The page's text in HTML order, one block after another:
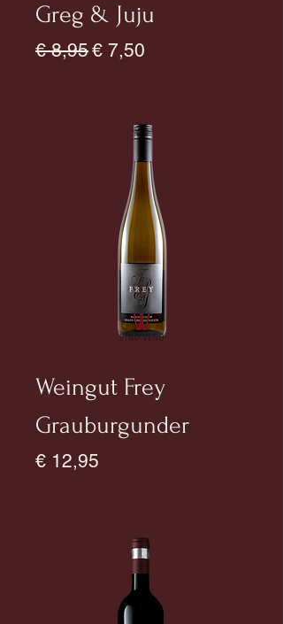
Greg & Juju
Normale prijs
€ 8,95Verkoopprijs
€ 7,50
Weingut Frey
Grauburgunder
Prijs
€ 12,95